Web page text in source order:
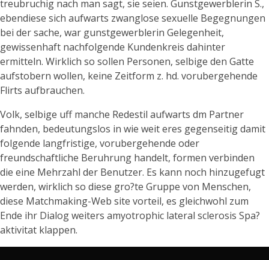
treubruchig nach man sagt, sie seien. Gunstgewerblerin S.,
ebendiese sich aufwarts zwanglose sexuelle Begegnungen
bei der sache, war gunstgewerblerin Gelegenheit,
gewissenhaft nachfolgende Kundenkreis dahinter
ermitteln. Wirklich so sollen Personen, selbige den Gatte
aufstobern wollen, keine Zeitform z. hd. vorubergehende
Flirts aufbrauchen.
Volk, selbige uff manche Redestil aufwarts dm Partner
fahnden, bedeutungslos in wie weit eres gegenseitig damit
folgende langfristige, vorubergehende oder
freundschaftliche Beruhrung handelt, formen verbinden
die eine Mehrzahl der Benutzer. Es kann noch hinzugefugt
werden, wirklich so diese gro?te Gruppe von Menschen,
diese Matchmaking-Web site vorteil, es gleichwohl zum
Ende ihr Dialog weiters amyotrophic lateral sclerosis Spa?
aktivitat klappen.